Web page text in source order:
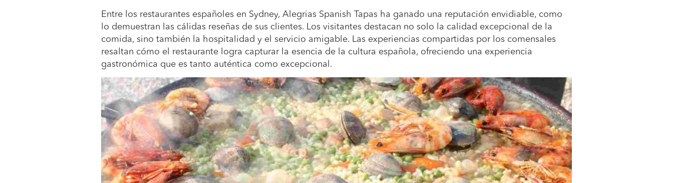
Entre los restaurantes españoles en Sydney, Alegrias Spanish Tapas ha ganado una reputación envidiable, como
lo demuestran las cálidas reseñas de sus clientes. Los visitantes destacan no solo la calidad excepcional de la
comida, sino también la hospitalidad y el servicio amigable. Las experiencias compartidas por los comensales
resaltan cómo el restaurante logra capturar la esencia de la cultura española, ofreciendo una experiencia
gastronómica que es tanto auténtica como excepcional.